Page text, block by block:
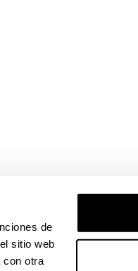
de
sitio web
con otra